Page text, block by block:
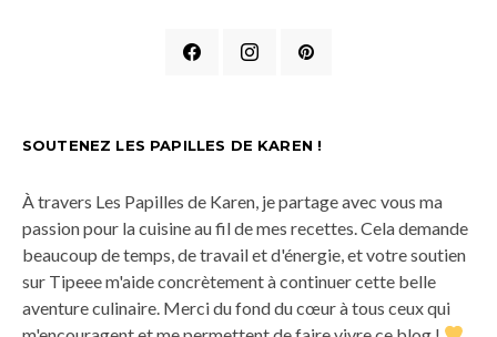
SOUTENEZ LES PAPILLES DE KAREN !
À travers Les Papilles de Karen, je partage avec vous ma
passion pour la cuisine au fil de mes recettes. Cela demande
beaucoup de temps, de travail et d'énergie, et votre soutien
sur Tipeee m'aide concrètement à continuer cette belle
aventure culinaire. Merci du fond du cœur à tous ceux qui